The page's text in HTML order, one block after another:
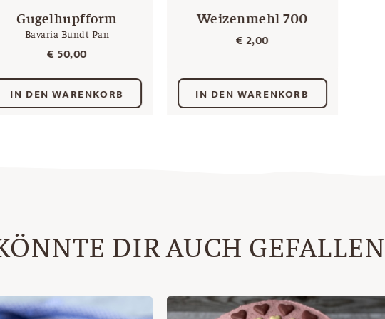
Gugelhupfform
Bavaria Bundt Pan
€ 50,00
IN DEN WARENKORB
Weizenmehl 700
€2,00
IN DEN WARENKORB
DIR AUCH GEFALLEN